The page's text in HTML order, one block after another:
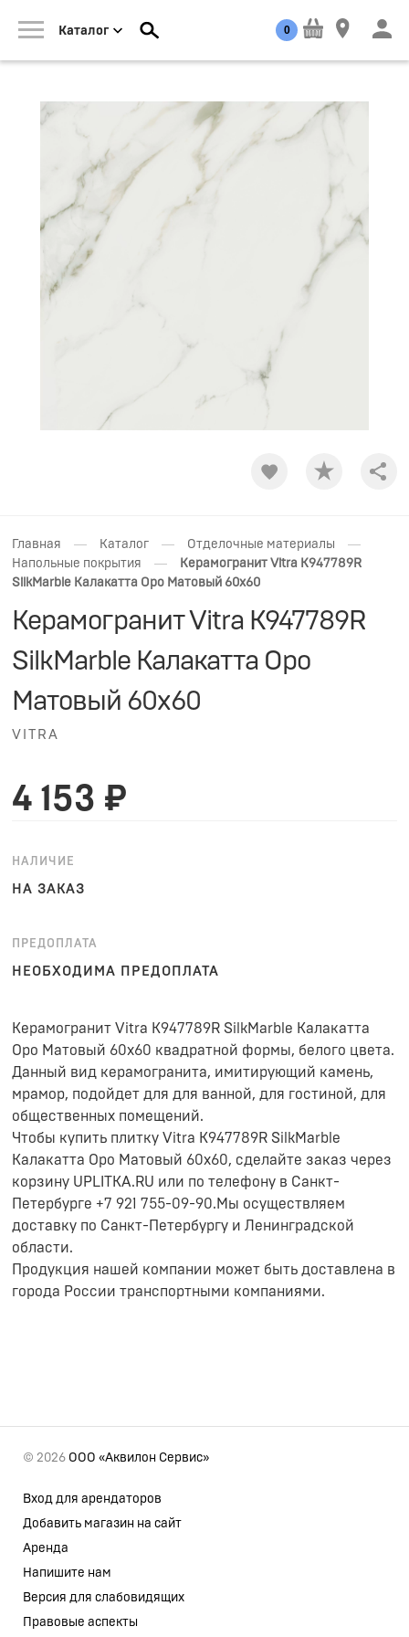
Каталог 0
Главная — Каталог — Отделочные материалы —
Напольные покрытия —
Керамогранит Vitra K947789R
SilkMarble Калакатта Оро Матовый 60x60
Керамогранит Vitra K947789R
SilkMarble Калакатта Оро
Матовый 60x60
VITRA
4 153 ₽
НАЛИЧИЕ
НА ЗАКАЗ
ПРЕДОПЛАТА
НЕОБХОДИМА ПРЕДОПЛАТА
Керамогранит Vitra K947789R SilkMarble Калакатта
Оро Матовый 60x60 квадратной формы, белого цвета.
Данный вид керамогранита, имитирующий камень,
мрамор, подойдет для для ванной, для гостиной, для
общественных помещений.
Чтобы купить плитку Vitra K947789R SilkMarble
Калакатта Оро Матовый 60x60, сделайте заказ через
корзину UPLITKA.RU или по телефону в Санкт-
Петербурге +7 921 755-09-90.Мы осуществляем
доставку по Санкт-Петербургу и Ленинградской
области.
Продукция нашей компании может быть доставлена в
города России транспортными компаниями.
© 2026 ООО «Аквилон Сервис»
Вход для арендаторов
Добавить магазин на сайт
Аренда
Напишите нам
Версия для слабовидящих
Правовые аспекты